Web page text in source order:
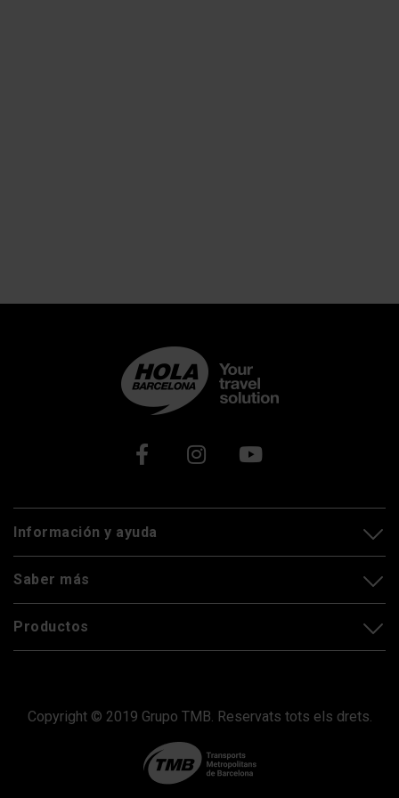
Xarxes socials
Información y ayuda
Saber más
Productos
Copyright © 2019 Grupo TMB. Reservats tots els drets.